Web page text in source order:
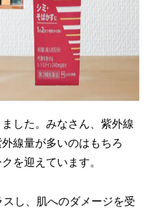
した。みなさん、紫外線
線量が多いのはもちろ
を迎えています。
し、肌へのダメージを受